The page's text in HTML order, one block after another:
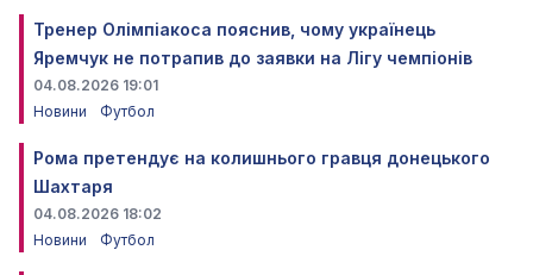
Тренер Олімпіакоса пояснив, чому українець
Яремчук не потрапив до заявки на Лігу чемпіонів
04.08.2026 19:01
Новини
Футбол
Рома претендує на колишнього гравця донецького
Шахтаря
04.08.2026 18:02
Новини
Футбол